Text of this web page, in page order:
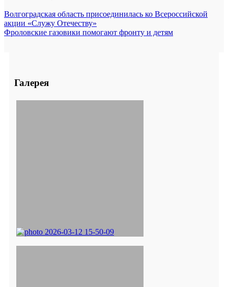
Волгоградская область присоединилась ко Всероссийской
акции «Служу Отечеству»
Фроловские газовики помогают фронту и детям
Галерея